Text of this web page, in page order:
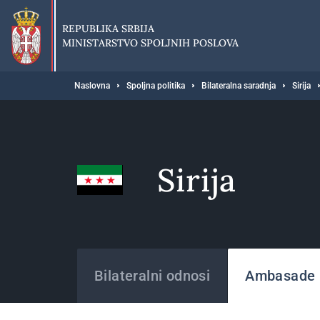
Preskoči
glavni
deo
sadržaja
REPUBLIKA SRBIJA
MINISTARSTVO SPOLJNIH POSLOVA
Breadcrumb
Naslovna Spoljna politika Bilateralna saradnja Sirija
Sirija
Bilateralni odnosi